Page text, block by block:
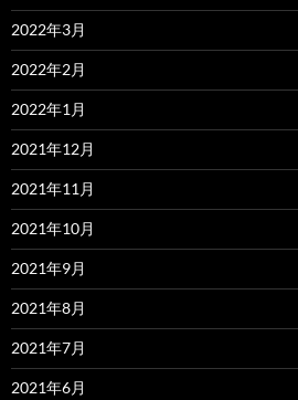
2022年3月
2022年2月
2022年1月
2021年12月
2021年11月
2021年10月
2021年9月
2021年8月
2021年7月
2021年6月